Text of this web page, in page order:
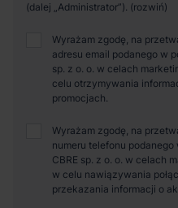
(dalej „Administrator”).
Wyrażam zgodę, na
adresu email podanego w
sp. z o. o. w celach
celu otrzymywania
promocjach.
Wyrażam zgodę, na
numeru telefonu
CBRE sp. z o. o. w celach
w celu nawiązywania
przekazania informacji o